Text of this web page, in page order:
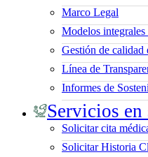
Marco Legal
Modelos integrales
Gestión de
Línea de
Informes de
Servicios en
Solicitar cita
Solicitar Historia